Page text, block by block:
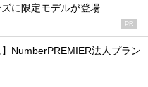
に限定モデルが登場
PR
】NumberPREMIER法人プラン